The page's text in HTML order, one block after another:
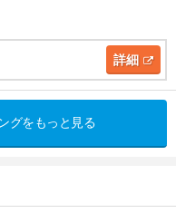
詳細
グをもっと見る